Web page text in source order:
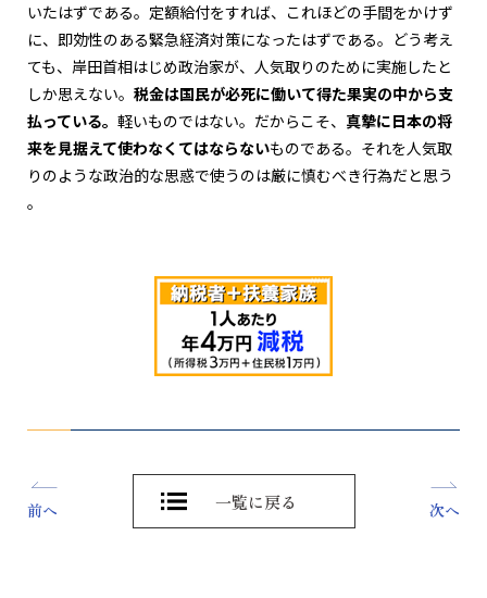
いたはずである。定額給付をすれば、これほどの手間をかけず
に、即効性のある緊急経済対策になったはずである。どう考え
ても、岸田首相はじめ政治家が、人気取りのために実施したと
しか思えない。 税金は国民が必死に働いて得た果実の中から支
払っている。 軽いものではない。だからこそ、 真摯に日本の将
来を見据えて使わなくてはならないものである。それを人気取
りのような政治的な思惑で使うのは厳に慎むべき行為だと思う
。
前へ 一覧に戻る 次へ